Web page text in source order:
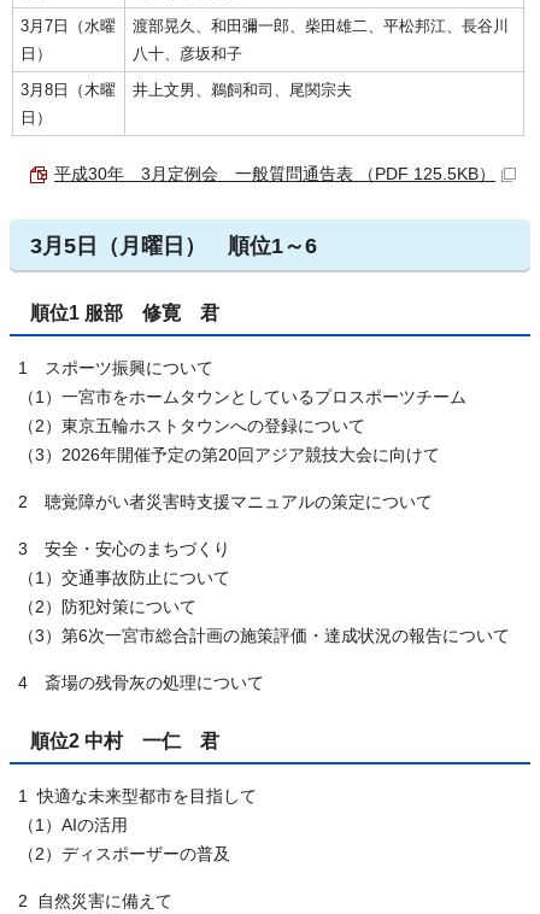
3月7日（水曜
日）
渡部晃久、和田彌一郎、柴田雄二、平松邦江、長谷川
八十、彦坂和子
3月8日（木曜
日）
井上文男、鵜飼和司、尾関宗夫
平成30年 3月定例会 一般質問通告表 （PDF 125.5KB）
3月5日（月曜日） 順位1～6
順位1 服部 修寛 君
1 スポーツ振興について
（1）一宮市をホームタウンとしているプロスポーツチーム
（2）東京五輪ホストタウンへの登録について
（3）2026年開催予定の第20回アジア競技大会に向けて
2 聴覚障がい者災害時支援マニュアルの策定について
3 安全・安心のまちづくり
（1）交通事故防止について
（2）防犯対策について
（3）第6次一宮市総合計画の施策評価・達成状況の報告について
4 斎場の残骨灰の処理について
順位2 中村 一仁 君
1 快適な未来型都市を目指して
（1）AIの活用
（2）ディスポーザーの普及
2 自然災害に備えて